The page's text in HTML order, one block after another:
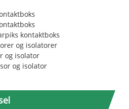
kontaktboks
og isolatorer
og isolator
og isolator